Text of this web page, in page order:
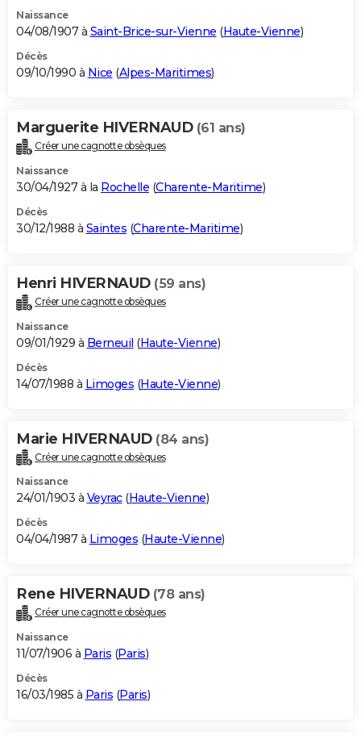
Naissance
04/08/1907 à Saint-Brice-sur-Vienne (Haute-Vienne)
Décès
09/10/1990 à Nice (Alpes-Maritimes)
Marguerite HIVERNAUD (61 ans)
Créer une cagnotte obsèques
Naissance
30/04/1927 à la Rochelle (Charente-Maritime)
Décès
30/12/1988 à Saintes (Charente-Maritime)
Henri HIVERNAUD (59 ans)
Créer une cagnotte obsèques
Naissance
09/01/1929 à Berneuil (Haute-Vienne)
Décès
14/07/1988 à Limoges (Haute-Vienne)
Marie HIVERNAUD (84 ans)
Créer une cagnotte obsèques
Naissance
24/01/1903 à Veyrac(Haute-Vienne)
Décès
04/04/1987 à Limoges (Haute-Vienne)
Rene HIVERNAUD (78 ans)
Créer une cagnotte obsèques
Naissance
11/07/1906 à Paris (Paris)
Décès
16/03/1985 à Paris (Paris)